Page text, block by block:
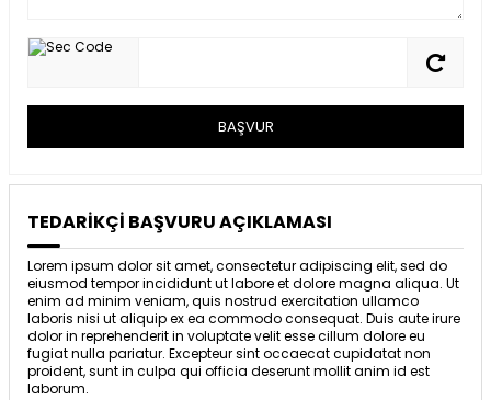
TEDARİKÇİ BAŞVURU AÇIKLAMASI
Lorem ipsum dolor sit amet, consectetur adipiscing elit, sed do
eiusmod tempor incididunt ut labore et dolore magna aliqua. Ut
enim ad minim veniam, quis nostrud exercitation ullamco
laboris nisi ut aliquip ex ea commodo consequat. Duis aute irure
dolor in reprehenderit in voluptate velit esse cillum dolore eu
fugiat nulla pariatur. Excepteur sint occaecat cupidatat non
proident, sunt in culpa qui officia deserunt mollit anim id est
laborum.
BAŞVUR